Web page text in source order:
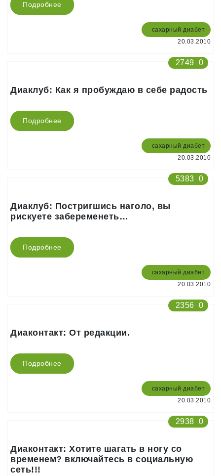
Подробнее
сахарный диабет
20.03.2010
2749 0
Диаклуб: Как я пробуждаю в себе радость
Подробнее
сахарный диабет
20.03.2010
5383 0
Диаклуб: Постригшись наголо, вы
рискуете забеременеть…
Подробнее
сахарный диабет
20.03.2010
2356 0
Диаконтакт: От редакции.
Подробнее
сахарный диабет
20.03.2010
2938 0
Диаконтакт: Хотите шагать в ногу со
временем? включайтесь в социальную
сеть!!!